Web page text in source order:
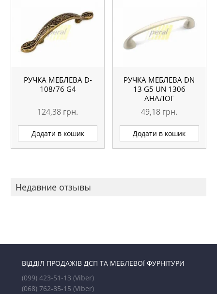
РУЧКА МЕБЛЕВА D-
108/76 G4
124,38 грн.
Додати в кошик
РУЧКА МЕБЛЕВА DN
13 G5 UN 1306
АНАЛОГ
49,18 грн.
Додати в кошик
Недавние отзывы
ВІДДІЛ ПРОДАЖІВ ДСП ТА МЕБЛЕВОЇ ФУРНІТУРИ
(099) 423-51-13 (Viber)
(068) 762-85-15 (Viber)